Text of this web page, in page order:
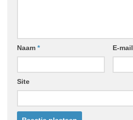
Naam * E-mail
Site